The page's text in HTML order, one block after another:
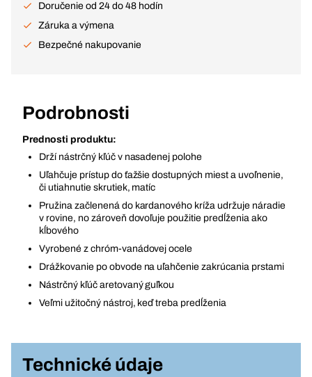
Doručenie od 24 do 48 hodín
Záruka a výmena
Bezpečné nakupovanie
Podrobnosti
Prednosti produktu:
Drží nástrčný kľúč v nasadenej polohe
Uľahčuje prístup do ťažšie dostupných miest a uvoľnenie,
či utiahnutie skrutiek, matíc
Pružina začlenená do kardanového kríža udržuje náradie
v rovine, no zároveň dovoľuje použitie predĺženia ako
kĺbového
Vyrobené z chróm-vanádovej ocele
Drážkovanie po obvode na uľahčenie zakrúcania prstami
Nástrčný kľúč aretovaný guľkou
Veľmi užitočný nástroj, keď treba predĺženia
Technické údaje